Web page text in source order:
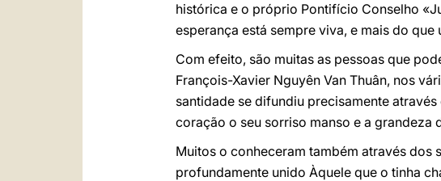
histórica e o próprio Pontifício Conselho
esperança está sempre viva, e mais do
Com efeito, são muitas as pessoas que
François-Xavier Nguyên Van Thuân, nos
santidade se difundiu precisamente
coração o seu sorriso manso e a grandeza
Muitos o conheceram também através dos
profundamente unido Àquele que o tinha